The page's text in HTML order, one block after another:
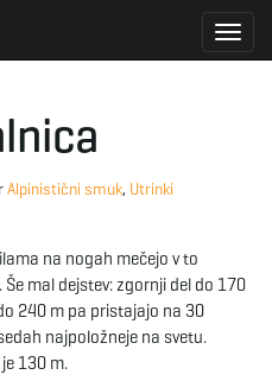
g
Alpinistični smuk, Utrinki
na nogah mečejo v to
mal dejstev: zgornji del do 170
240 m pa pristajajo na 30
najpoložneje na svetu.
130 m.